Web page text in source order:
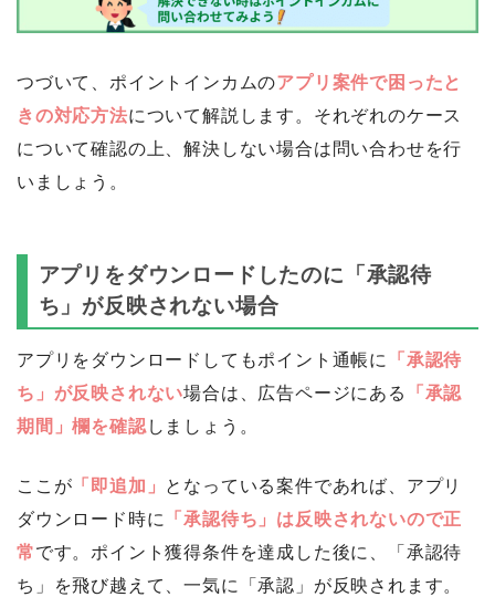
つづいて、ポイントインカムのアプリ案件で困ったと
きの対応方法について解説します。それぞれのケース
について確認の上、解決しない場合は問い合わせを行
いましょう。
アプリをダウンロードしたのに「承認待
ち」が反映されない場合
アプリをダウンロードしてもポイント通帳に
「承認待
ち」が反映されない場合は、広告ページにある
「承認
期間」欄を確認 しましょう。
ここが 「即追加」 となっている案件であれば、アプリ
ダウンロード時に
「承認待ち」は反映されないので正
常です。ポイント獲得条件を達成した後に、「承認待
ち」を飛び越えて、一気に「承認」が反映されます。